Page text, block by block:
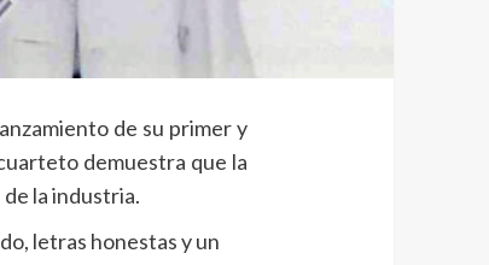
de su primer y
demuestra que la
la industria.
letras honestas y un